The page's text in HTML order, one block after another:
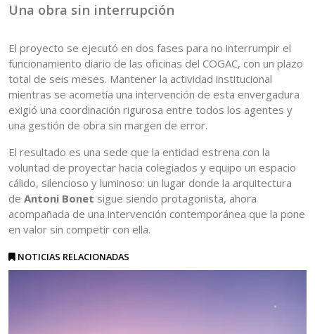
Una obra sin interrupción
El proyecto se ejecutó en dos fases para no interrumpir el
funcionamiento diario de las oficinas del COGAC, con un plazo
total de seis meses. Mantener la actividad institucional
mientras se acometía una intervención de esta envergadura
exigió una coordinación rigurosa entre todos los agentes y
una gestión de obra sin margen de error.
El resultado es una sede que la entidad estrena con la
voluntad de proyectar hacia colegiados y equipo un espacio
cálido, silencioso y luminoso: un lugar donde la arquitectura
de Antoni Bonet sigue siendo protagonista, ahora
acompañada de una intervención contemporánea que la pone
en valor sin competir con ella.
NOTICIAS RELACIONADAS